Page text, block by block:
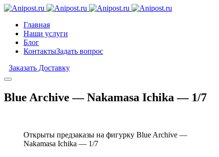
Главная
Наши услуги
Блог
КонтактыЗадать вопрос
Заказать Доставку
Blue Archive — Nakamasa Ichika — 1/7
Открыты предзаказы на фигурку Blue Archive —
Nakamasa Ichika — 1/7